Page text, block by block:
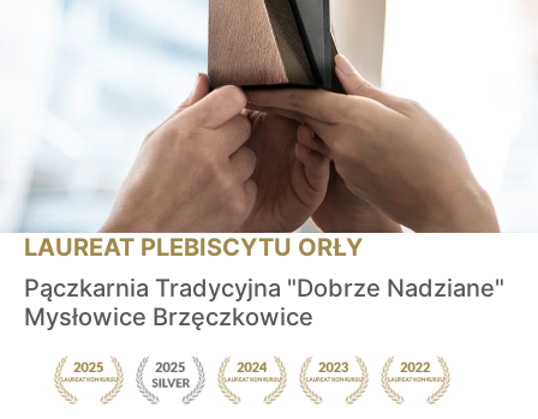
LAUREAT PLEBISCYTU ORŁY
Pączkarnia Tradycyjna "Dobrze Nadziane"
Mysłowice Brzęczkowice